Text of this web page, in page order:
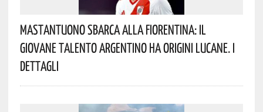
Mastantuono Sbarca Alla Fiorentina: Il
Giovane Talento Argentino Ha Origini Lucane. I
Dettagli